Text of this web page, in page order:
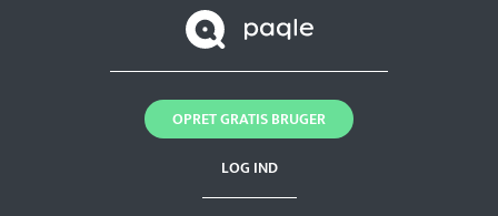
LOG IND
OPRET GRATIS BRUGER